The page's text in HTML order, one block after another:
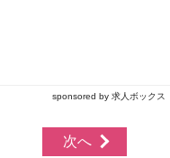
sponsored by 求人ボックス
次へ